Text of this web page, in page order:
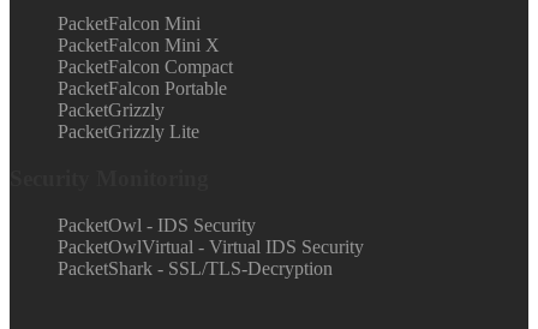
PacketFalcon Mini
PacketFalcon Mini X
PacketFalcon Compact
PacketFalcon Portable
PacketGrizzly
PacketGrizzly Lite
PacketOwl - IDS Security
PacketOwlVirtual - Virtual IDS Security
PacketShark - SSL/TLS-Decryption